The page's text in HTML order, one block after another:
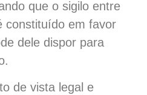
que o sigilo entre
constituído em favor
dele dispor para
de vista legal e